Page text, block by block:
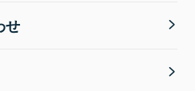
せ